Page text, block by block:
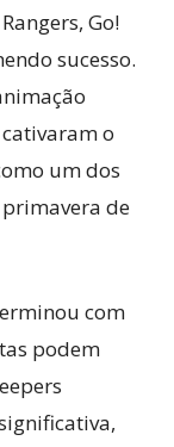
Go!
sucesso.
o
um dos
de
com
podem